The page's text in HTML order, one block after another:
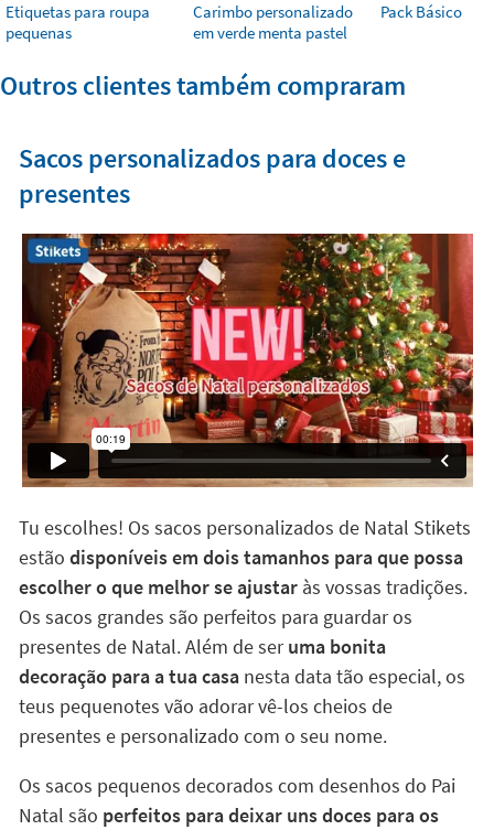
Etiquetas para roupa
pequenas
Carimbo personalizado
em verde menta pastel
Pack Básico
Outros clientes também compraram
Sacos personalizados para doces e
presentes
Tu escolhes! Os sacos personalizados de Natal Stikets
estão disponíveis em dois tamanhos para que possa
escolher o que melhor se ajustaràs vossas tradições.
Os sacos grandes são perfeitos para guardar os
presentes de Natal. Além de seruma bonita
decoração para a tua casa nesta data tão especial, os
teus pequenotes vão adorar vê-los cheios de
presentes e personalizado com o seu nome.
Os sacos pequenos decorados com desenhos do Pai
Natal são perfeitos para deixar uns doces para os